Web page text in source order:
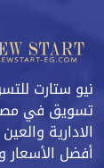
نيو ستارت
تسويق في
الادارية
أفضل